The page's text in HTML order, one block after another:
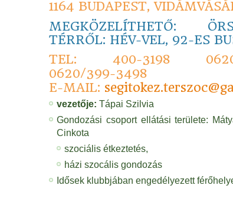
1164 BUDAPEST,
MEGKÖZELÍTHETŐ:
TÉRRŐL: HÉV-VEL, 92-ES
TEL: 400-3198 0620/
0620/399-3498
E-MAIL:
vezetője: Tápai Szilvia
Gondozási csoport ellátási területe:
Cinkota
szociális étkeztetés,
házi szocális gondozás
Idősek klubbjában engedélyezett